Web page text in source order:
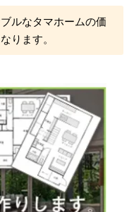
ルなタマホームの価
ります。